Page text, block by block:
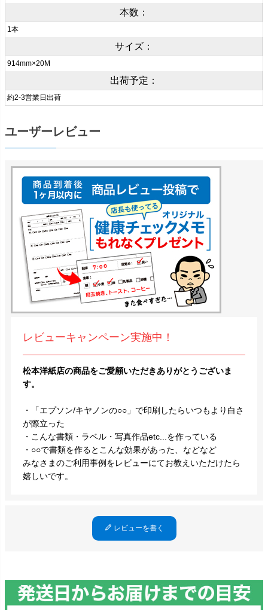
本数：
1本
サイズ：
914mm×20M
出荷予定：
約2-3営業日出荷
ユーザーレビュー
レビューキャンペーン実施中！
松本洋紙店の商品をご愛顧いただきありがとうございま
す。
・「エプソン/キヤノンの○○」で印刷したらいつもより白さ
が際立った
・こんな書類・ラベル・写真作品etc...を作っている
・○○で書類を作るとこんな効果があった、などなど
みなさまのご利用事例をレビューにてお教えいただけたら
嬉しいです。
レビューを書く